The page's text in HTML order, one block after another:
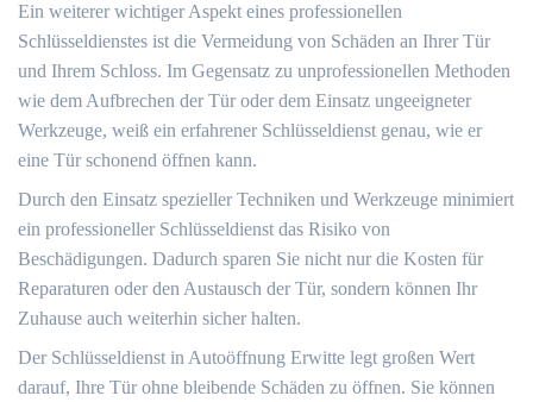
Ein weiterer wichtiger Aspekt eines professionellen
Schlüsseldienstes ist die Vermeidung von Schäden an Ihrer Tür
und Ihrem Schloss. Im Gegensatz zu unprofessionellen Methoden
wie dem Aufbrechen der Tür oder dem Einsatz ungeeigneter
Werkzeuge, weiß ein erfahrener Schlüsseldienst genau, wie er
eine Tür schonend öffnen kann.
Durch den Einsatz spezieller Techniken und Werkzeuge minimiert
ein professioneller Schlüsseldienst das Risiko von
Beschädigungen.​ Dadurch sparen Sie nicht nur die Kosten für
Reparaturen oder den Austausch der Tür, sondern können Ihr
Zuhause auch weiterhin sicher halten.
Der Schlüsseldienst in Autoöffnung Erwitte legt großen Wert
darauf, Ihre Tür ohne bleibende Schäden zu öffnen.​ Sie können